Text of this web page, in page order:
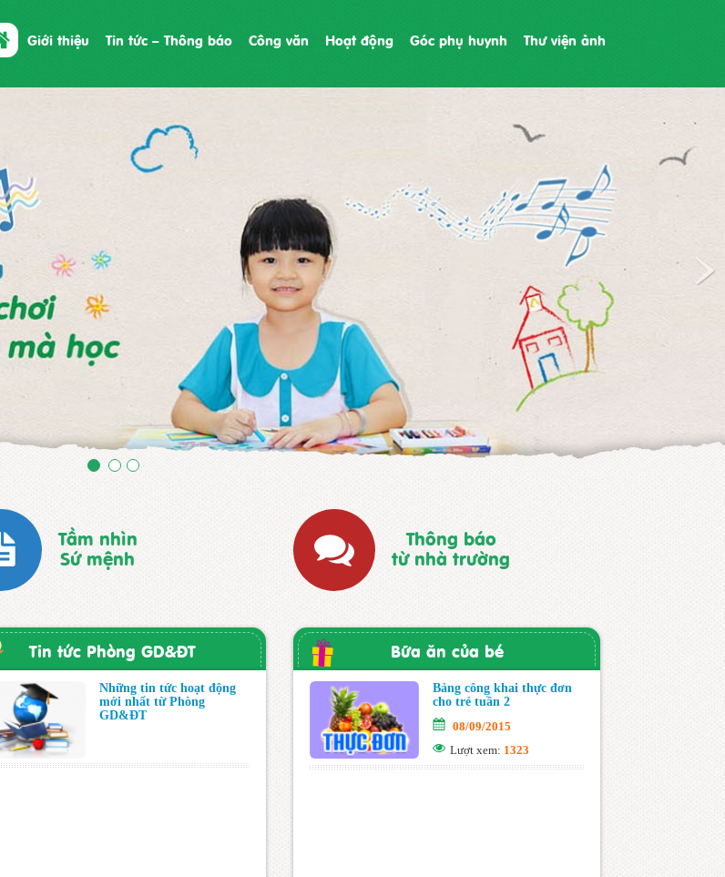
Giới thiệu Tin tức – Thông báo Công văn Hoạt động Góc phụ huynh Thư viện ảnh
Tầm nhìn
Sứ mệnh
Thông báo
từ nhà trường
Tin tức Phòng GD&ĐT
Những tin tức hoạt động
mới nhất từ Phòng
GD&ĐT
Bữa ăn của bé
Bảng công khai thực đơn
cho trẻ tuần 2
08/09/2015
Lượt xem: 1323